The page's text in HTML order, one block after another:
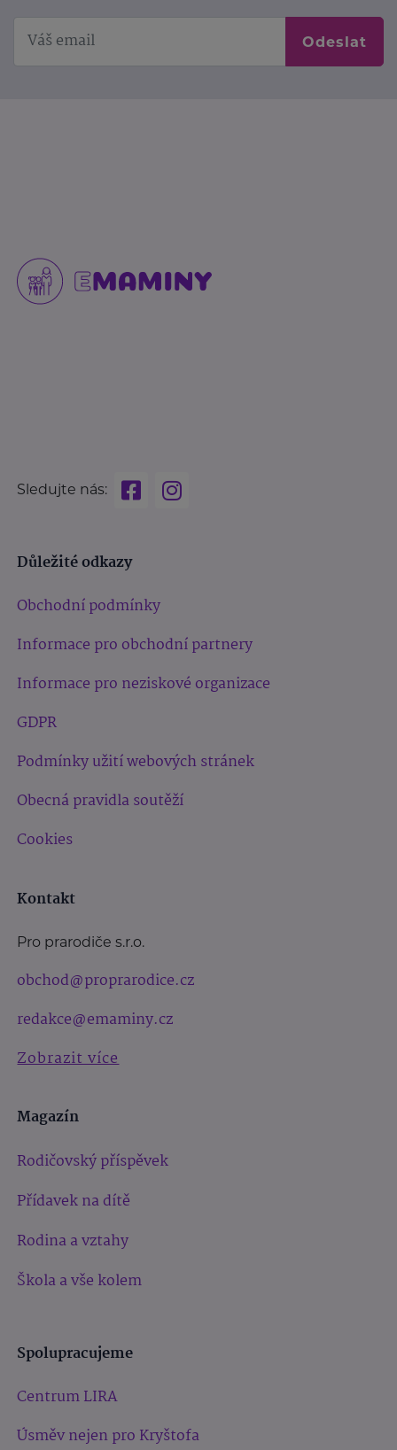
Odeslat
Sledujte nás:
Důležité odkazy
Obchodní podmínky
Informace pro obchodní partnery
Informace pro neziskové organizace
GDPR
Podmínky užití webových stránek
Obecná pravidla soutěží
Cookies
Kontakt
Pro prarodiče s.r.o.
obchod@proprarodice.cz
redakce@emaminy.cz
Zobrazit více
Magazín
Rodičovský příspěvek
Přídavek na dítě
Rodina a vztahy
Škola a vše kolem
Spolupracujeme
Centrum LIRA
Úsměv nejen pro Kryštofa